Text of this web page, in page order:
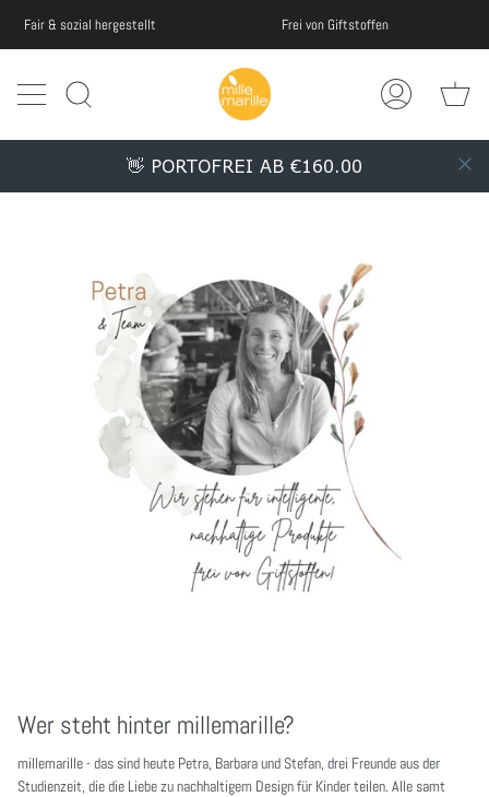
contenu
Fair & sozial hergestellt Frei von Giftstoffen
Recherche
Mon
👋 PORTOFREI AB €160.00
Wer steht hinter millemarille?
millemarille - das sind heute Petra, Barbara und Stefan, drei Freunde aus der
Studienzeit, die die Liebe zu nachhaltigem Design für Kinder teilen. Alle samt